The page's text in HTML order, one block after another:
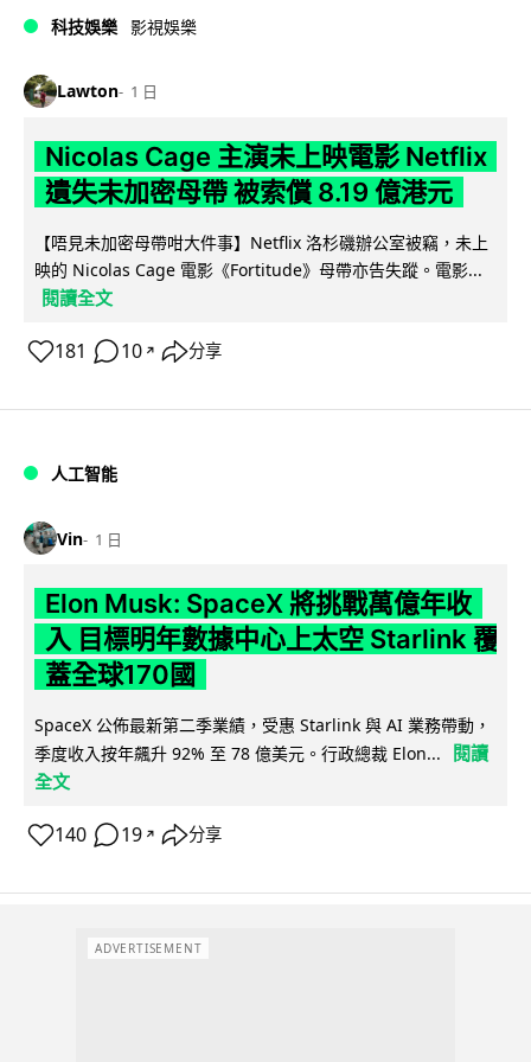
科技娛樂 影視娛樂
Lawton 1 日
Nicolas Cage 主演未上映電影 Netflix
遺失未加密母帶 被索償 8.19 億港元
【唔見未加密母帶咁大件事】Netflix 洛杉磯辦公室被竊，未上
映的 Nicolas Cage 電影《Fortitude》母帶亦告失蹤。電影...
閱讀全文
181 10 ↗ 分享
人工智能
Vin 1 日
Elon Musk: SpaceX 將挑戰萬億年收
入 目標明年數據中心上太空 Starlink 覆
蓋全球170國
SpaceX 公佈最新第二季業績，受惠 Starlink 與 AI 業務帶動，
季度收入按年飆升 92% 至 78 億美元。行政總裁 Elon...
閱讀
全文
140 19 ↗ 分享
ADVERTISEMENT